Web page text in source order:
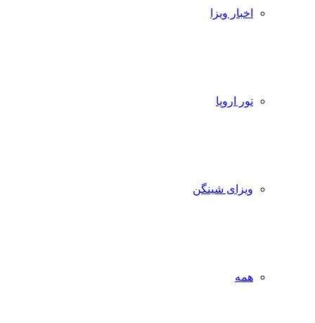
اخبار ویزا
تور اروپا
ویزای شینگن
همه